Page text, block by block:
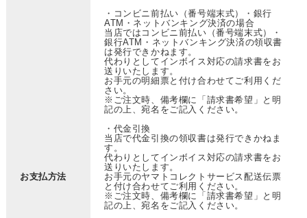
お支払方法
・コンビニ前払い（番号端末式）・銀行
ATM・ネットバンキング決済の場合
当店ではコンビニ前払い（番号端末式）・
銀行ATM・ネットバンキング決済の領収書
は発行できかねます。
代わりとしてインボイス対応の請求書をお
送りいたします。
お手元の明細票と付け合わせてご利用くだ
さい。
※ご注文時、備考欄に「請求書希望」と明
記の上、宛名をご記入ください。
・代金引換
当店で代金引換の領収書は発行できかねま
す。
代わりとしてインボイス対応の請求書をお
送りいたします。
お手元のヤマトコレクトサービス配送伝票
と付け合わせてご利用ください。
※ご注文時、備考欄に「請求書希望」と明
記の上、宛名をご記入ください。